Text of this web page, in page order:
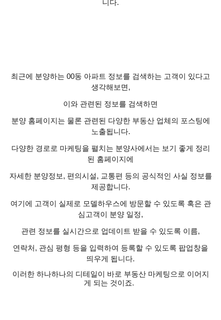
니다.
최근에 분양하는 00동 아파트 정보를 검색하는 고객이 있다고
생각해보면 ,
이와 관련된 정보를 검색하면
분양 홈페이지는 물론 관련된 다양한 부동산 업체의 포스팅에
노출됩니다.
다양한 경로로 마케팅을 펼치는 분양사에서는 보기 좋게 정리
된 홈페이지에
자세한 분양정보, 편의시설, 교통편 등의 공식적인 사실 정보를
제공합니다.
여기에 고객이 실제로 모델하우스에 방문할 수 있도록 혹은 관
심고객이 분양 일정,
관련 정보를 실시간으로 업데이트 받을 수 있도록 이름,
연락처 , 관심 평형 등을 입력하여 등록할 수 있도록 팝업창을
띄우게 됩니다.
이러한 하나하나의 디테일이 바로 부동산 마케팅으로 이어지
게 되는 것이죠.